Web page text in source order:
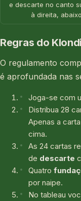
e descarte no canto
à direita,
Regras do
O regulamento
é aprofundada nas
Joga-se com
Distribua 28
Apenas a
cima.
As 24 cartas
de descarte
Quatro
por naipe.
No tableau